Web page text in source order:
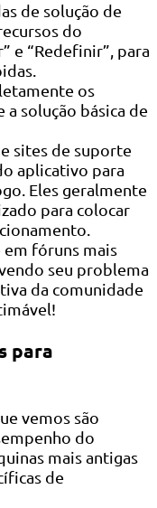
de solução de
do
e “Redefinir”, para
os
solução básica de
sites de suporte
aplicativo para
Eles geralmente
para colocar
fóruns mais
seu problema
da comunidade
para
vemos são
do
mais antigas
de